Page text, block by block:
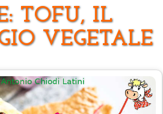
TOFU, IL
VEGETALE